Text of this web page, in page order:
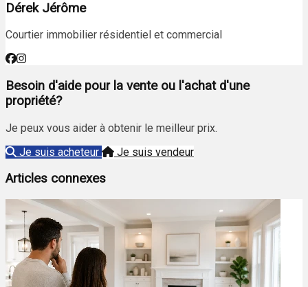
Dérek Jérôme
Courtier immobilier résidentiel et commercial
Besoin d'aide pour la vente ou l'achat d'une
propriété?
Je peux vous aider à obtenir le meilleur prix.
Je suis acheteur
Je suis vendeur
Articles connexes